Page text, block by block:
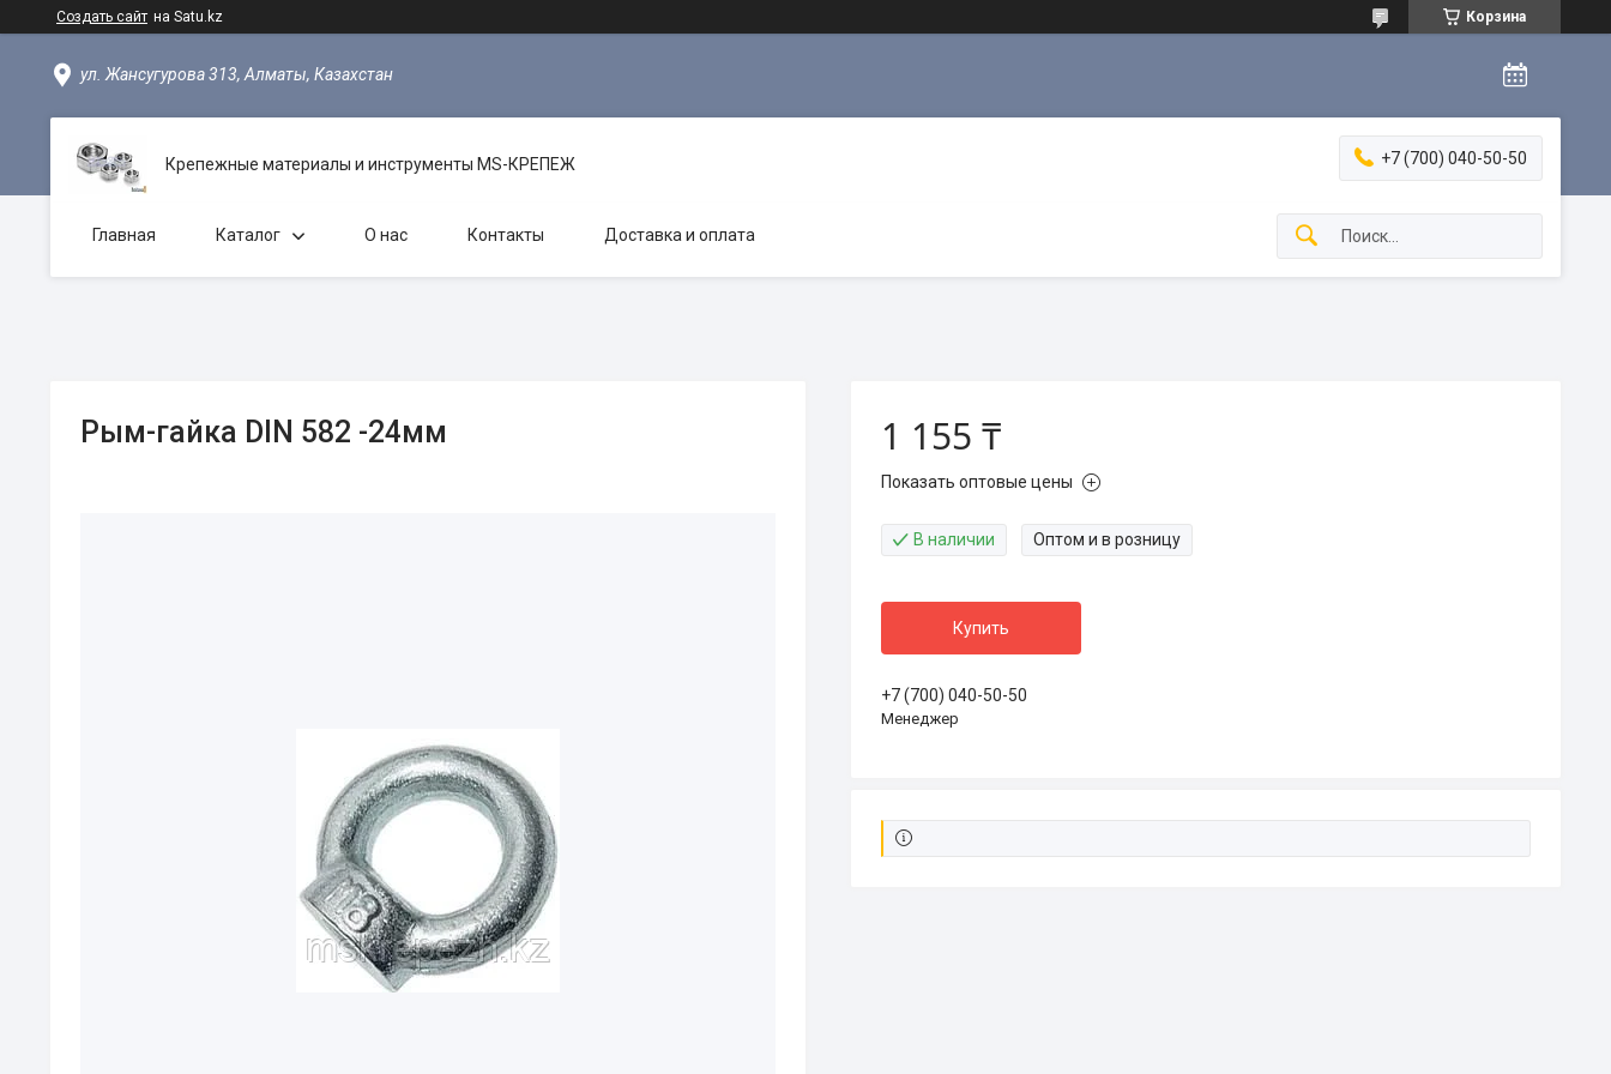
Создать сайт на Satu.kz Корзина
ул. Жансугурова 313, Алматы, Казахстан
Крепежные материалы и инструменты MS-КРЕПЕЖ +7 (700) 040-50-50
Главная Каталог О нас Контакты Доставка и оплата
Рым-гайка DIN 582 -24мм 1 155 ₸
Показать оптовые цены
В наличии Оптом и в розницу
Купить
+7 (700) 040-50-50
Менеджер